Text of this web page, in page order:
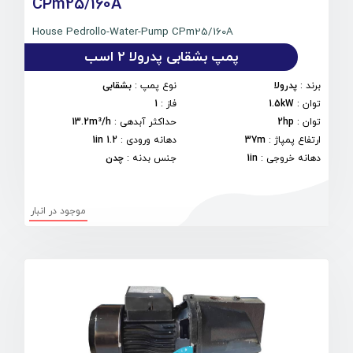
House Pedrollo-Water-Pump CPm25/160A
پمپ بشقابی پدرولا 2 اسب
برند : پدرولا نوع پمپ: بشقابی
توان :
1.5kW فاز :
1
توان :
2hp حداکثر آبدهی :
13.2m³/h
ارتفاع پمپاژ :
37m دهانه ورودی :
1.2 1in
دهانه خروجی :
1in جنس بدنه : چدن
موجود در انبار